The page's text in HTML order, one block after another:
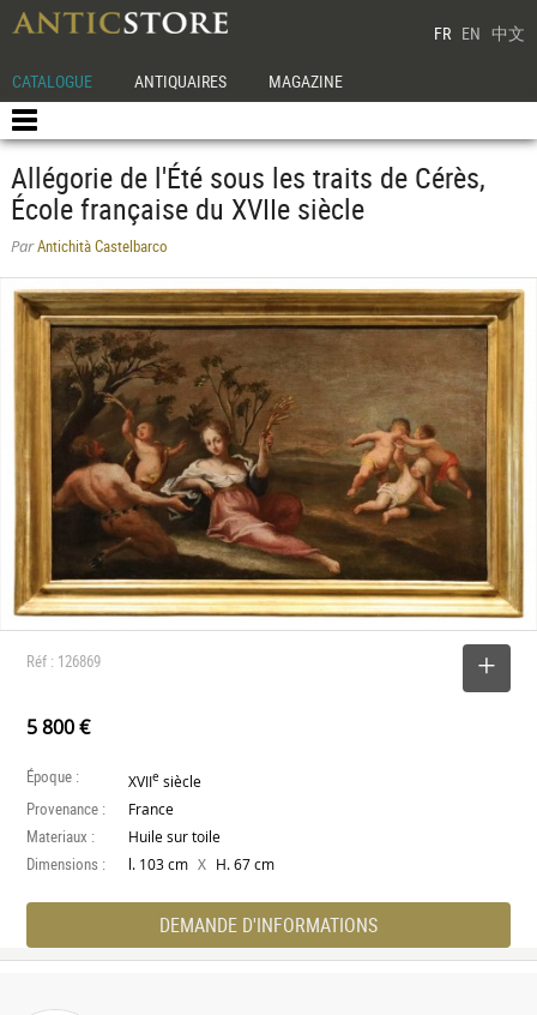
FR EN 中文
CATALOGUE ANTIQUAIRES MAGAZINE
Allégorie de l'Été sous les traits de Cérès,
École française du XVIIe siècle
ParAntichità Castelbarco
Réf : 126869
5 800 €
Époque : XVIIe siècle
Provenance : France
Materiaux : Huile sur toile
Dimensions : l. 103 cm X H. 67 cm
DEMANDE D'INFORMATIONS